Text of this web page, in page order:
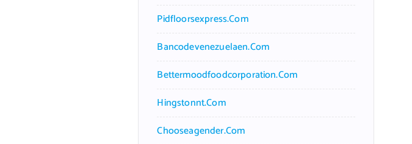
Pidfloorsexpress.com
Bancodevenezuelaen.com
Bettermoodfoodcorporation.com
Hingstonnt.com
Chooseagender.com